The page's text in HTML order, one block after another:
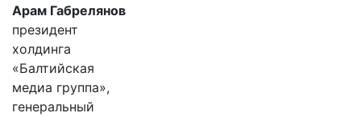
Арам Габрелянов
президент
холдинга
«Балтийская
медиа группа»,
генеральный